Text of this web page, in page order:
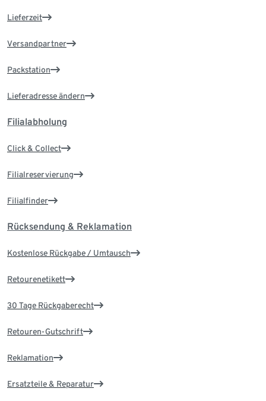
Lieferzeit
Versandpartner
Packstation
Lieferadresse ändern
Filialabholung
Click & Collect
Filialreservierung
Filialfinder
Rücksendung & Reklamation
Kostenlose Rückgabe / Umtausch
Retourenetikett
30 Tage Rückgaberecht
Retouren-Gutschrift
Reklamation
Ersatzteile & Reparatur